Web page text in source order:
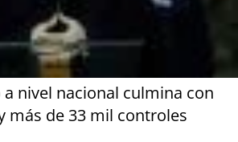
nivel nacional culmina con
más de 33 mil controles